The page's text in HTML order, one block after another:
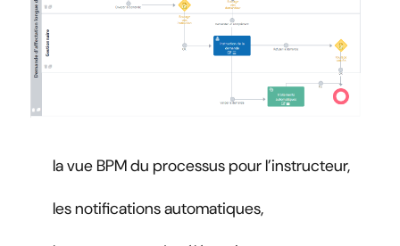
la vue BPM du processus pour l’instructeur,
les notifications automatiques,